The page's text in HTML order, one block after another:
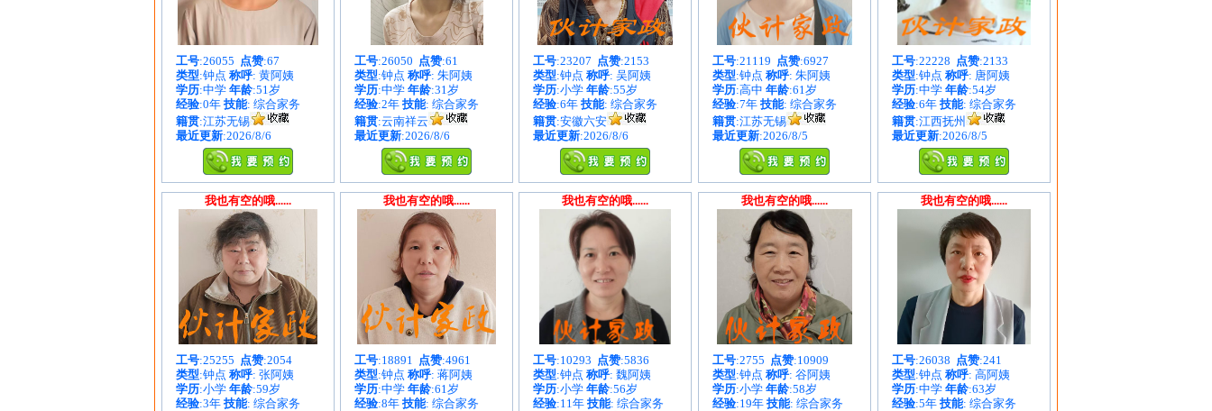
工号:26055 点赞:67
类型:钟点 称呼: 黄阿姨
学历:中学 年龄:51岁
经验:0年 技能: 综合家务
籍贯:江苏无锡
最近更新:2026/8/6
工号:26050 点赞:61
类型:钟点 称呼: 朱阿姨
学历:中学 年龄:31岁
经验:2年 技能: 综合家务
籍贯:云南祥云
最近更新:2026/8/6
工号:23207 点赞:2153
类型:钟点 称呼: 吴阿姨
学历:小学 年龄:55岁
经验:6年 技能: 综合家务
籍贯:安徽六安
最近更新:2026/8/6
工号:21119 点赞:6927
类型:钟点 称呼: 朱阿姨
学历:高中 年龄:61岁
经验:7年 技能: 综合家务
籍贯:江苏无锡
最近更新:2026/8/5
工号:22228 点赞:2133
类型:钟点 称呼: 唐阿姨
学历:中学 年龄:54岁
经验:6年 技能: 综合家务
籍贯:江西抚州
最近更新:2026/8/5
我也有空的哦......
工号:25255 点赞:2054
类型:钟点 称呼: 张阿姨
学历:小学 年龄:59岁
经验:3年 技能: 综合家务
我也有空的哦......
工号:18891 点赞:4961
类型:钟点 称呼: 蒋阿姨
学历:中学 年龄:61岁
经验:8年 技能: 综合家务
我也有空的哦......
工号:10293 点赞:5836
类型:钟点 称呼: 魏阿姨
学历:小学 年龄:56岁
经验:11年 技能: 综合家务
我也有空的哦......
工号:2755 点赞:10909
类型:钟点 称呼: 谷阿姨
学历:小学 年龄:58岁
经验:19年 技能: 综合家务
我也有空的哦......
工号:26038 点赞:241
类型:钟点 称呼: 高阿姨
学历:中学 年龄:63岁
经验:5年 技能: 综合家务